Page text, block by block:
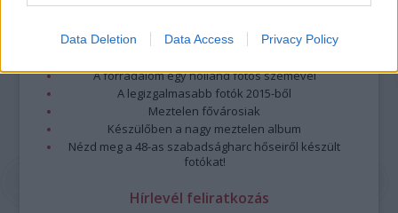
Data Deletion Data Access Privacy Policy
Top 10: ezek a legjobb szerelmes filmek
Megjöttek a meztelen hősnők
A forradalom egy holland fotós szemével
A legizgalmasabb fotók 2015-ből
Meztelen fővárosiak
Készülőben a nagy meztelen album
Nézd meg a 48-as szabadságharc hőseiről készült
fotókat!
Hírlevél feliratkozás